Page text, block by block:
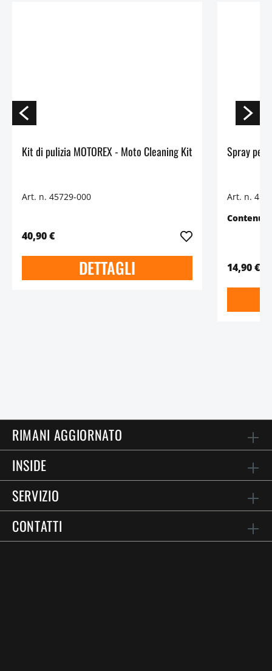
Kit di pulizia MOTOREX - Moto Cleaning Kit
Art. n. 45729-000
40,90 €
DETTAGLI
Art. n.
14,90 €
RIMANI AGGIORNATO
INSIDE
SERVIZIO
CONTATTI